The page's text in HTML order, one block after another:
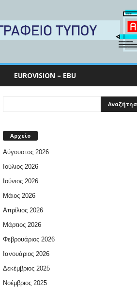
EUROVISION – EBU
Αρχείο
Αύγουστος 2026
Ιούλιος 2026
Ιούνιος 2026
Μάιος 2026
Απρίλιος 2026
Μάρτιος 2026
Φεβρουάριος 2026
Ιανουάριος 2026
Δεκέμβριος 2025
Νοέμβριος 2025